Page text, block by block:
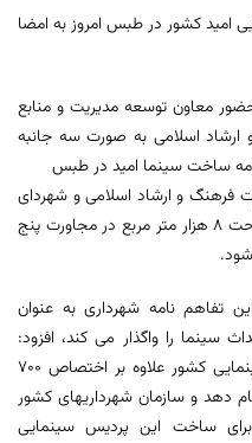
امید کشور در طبس امروز به امضا
معاون توسعه مدیریت و منابع
ارشاد اسلامی به صورت سه جانبه
فرهنگ و ارشاد اسلامی و شهردای
طبس به امضا رسید تا در زمینی به مساحت 8 هزار متر مربع در مجاورت پنج
تفاهم نامه شهرداری به عنوان
سینما را واگذار می کند، افزود:
دراین تفاهم نامه قرار است سازمان سینمایی کشور علاوه بر اختصاص 700
دهد و سازمان شهرداریهای کشور
برای ساخت این پردیس سینمایی